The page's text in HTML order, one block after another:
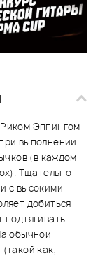
Эппингом
выполнении
(в каждом
Тщательно
с высокими
добиться
подтягивать
обычной
как,